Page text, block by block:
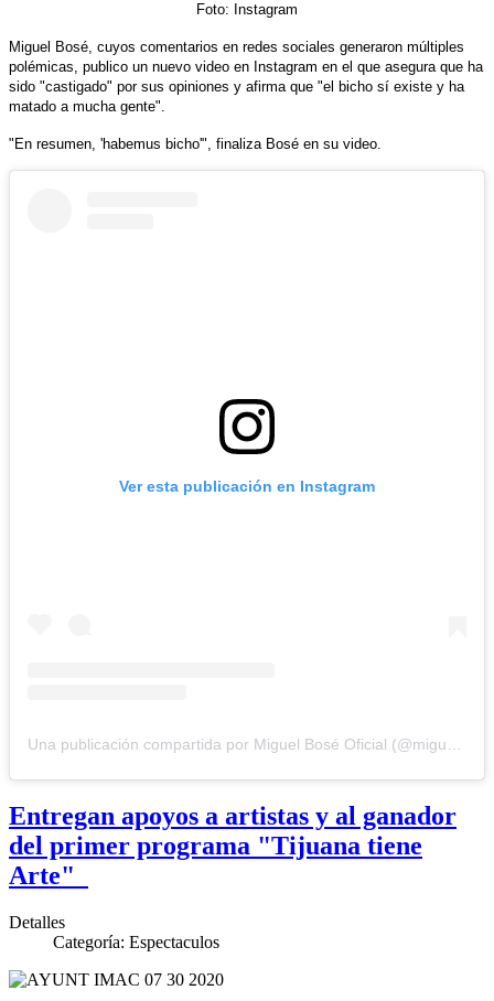
Foto: Instagram
Miguel Bosé, cuyos comentarios en redes sociales generaron múltiples
polémicas, publico un nuevo video en Instagram en el que asegura que ha
sido "castigado" por sus opiniones y afirma que "el bicho sí existe y ha
matado a mucha gente".
"En resumen, 'habemus bicho'", finaliza Bosé en su video.
Ver esta publicación en Instagram
Una publicación compartida por Miguel Bosé Oficial (@miguelbose)
Entregan apoyos a artistas y al ganador
del primer programa "Tijuana tiene
Arte"
Detalles
Categoría: Espectaculos